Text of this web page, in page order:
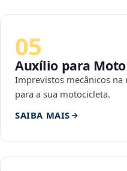
05
Auxílio para Moto
Imprevistos mecânicos na
para a sua motocicleta.
SAIBA MAIS